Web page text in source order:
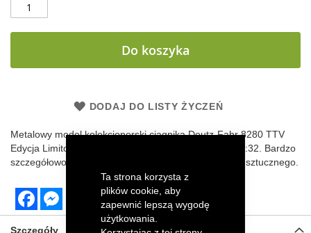
Ta strona korzysta z
plików cookie, aby
zapewnić lepszą wygodę
użytkowania.
Do koszyka
DODAJ DO LISTY ŻYCZEŃ
Metalowy model kolekcjonerski ciągnika Deutz-Fahr 8280 TTV
Edycja Limitowana firmy Schuco 450784800 w skali 1:32. Bardzo
szczegółowo odwzorowany z elementami z tworzywa sztucznego.
FacebookMessenger
Szczegóły